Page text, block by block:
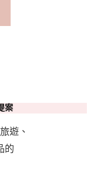
案
遊、
的